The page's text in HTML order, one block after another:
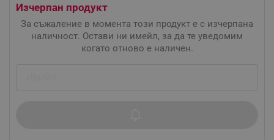
Изчерпан продукт
За съжаление в момента този продукт е с изчерпана
наличност. Остави ни имейл, за да те уведомим
когато отново е наличен.